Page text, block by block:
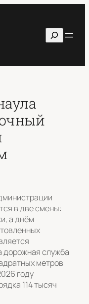
Поиск
в две смены:
а днём
дорожная служба
метров
году
114 тысяч